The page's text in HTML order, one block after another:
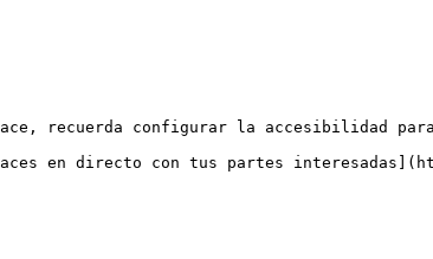
recuerda configurar la accesibilidad
en directo con tus partes